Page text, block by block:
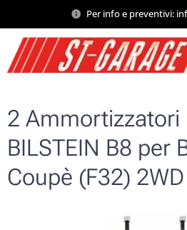
Per info e preventivi:
2 Ammortizzatori
BILSTEIN B8 per
Coupè (F32) 2WD